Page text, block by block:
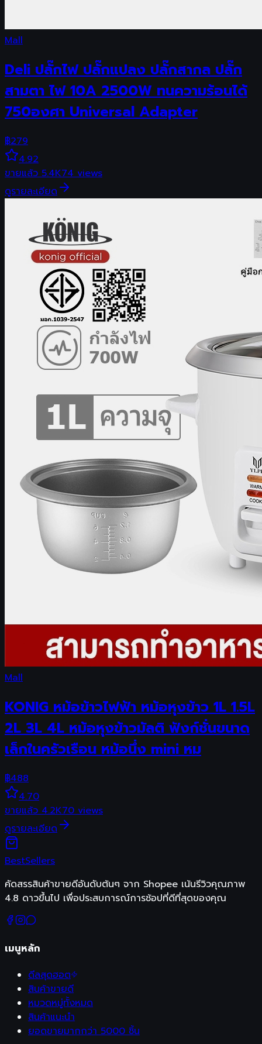
Mall
Deli ปลั๊กไฟ ปลั๊กแปลง ปลั๊กสากล ปลั๊ก
สามตา ไฟ 10A 2500W ทนความร้อนได้
750องศา Universal Adapter
฿279
4.92
ขายแล้ว5.4K74views
ดูรายละเอียด
Mall
KONIG หม้อข้าวไฟฟ้า หม้อหุงข้าว 1L 1.5L
2L 3L 4L หม้อหุงข้าวมัลติ ฟังก์ชั่นขนาด
เล็กในครัวเรือน หม้อนึ่ง mini หม
฿488
4.70
ขายแล้ว 4.2K70 views
ดูรายละเอียด
BestSellers
คัดสรรสินค้าขายดีอันดับต้นๆ จาก Shopee เน้นรีวิวคุณภาพ
4.8 ดาวขึ้นไป เพื่อประสบการณ์การช้อปที่ดีที่สุดของคุณ
เมนูหลัก
ดีลสุดฮอต
สินค้าขายดี
หมวดหมู่ทั้งหมด
สินค้าแนะนำ
ยอดขายมากกว่า 5000 ชิ้น